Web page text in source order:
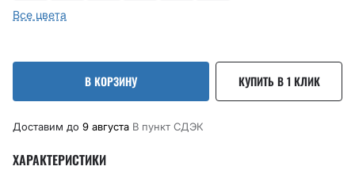
Все цвета
В КОРЗИНУ КУПИТЬ В 1 КЛИК
Доставим до 9 августа В пункт CДЭК
ХАРАКТЕРИСТИКИ